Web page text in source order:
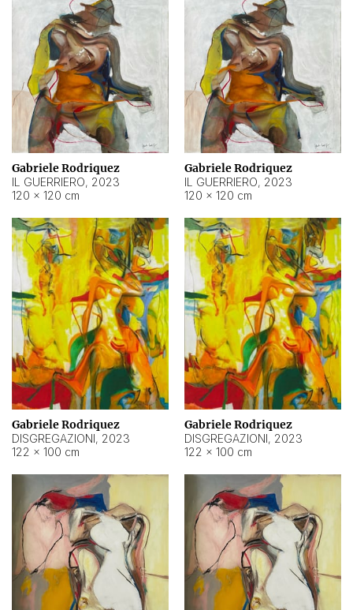
Gabriele Rodriquez
IL GUERRIERO, 2023
120 × 120 cm
Gabriele Rodriquez
IL GUERRIERO, 2023
120 × 120 cm
Gabriele Rodriquez
DISGREGAZIONI, 2023
122 × 100 cm
Gabriele Rodriquez
DISGREGAZIONI, 2023
122 × 100 cm